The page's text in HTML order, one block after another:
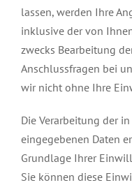
lassen, werden Ihre
inklusive der von
zwecks Bearbeitung
Anschlussfragen bei
wir nicht ohne Ihre
Die Verarbeitung der
eingegebenen Daten
Grundlage Ihrer
Sie können diese